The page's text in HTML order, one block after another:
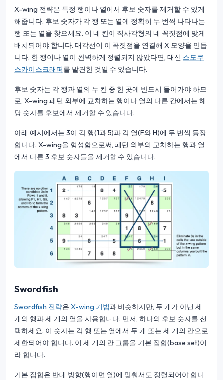
X-wing 전략은 특정 행이나 열에서 후보 숫자를 제거할 수 있게
해줍니다. 후보 숫자가 각 행 또는 열에 정확히 두 번씩 나타나는
행 또는 열을 찾으세요. 이 네 칸이 직사각형의 네 꼭짓점에 맞게
배치되어야 합니다. 대각선이 이 꼭짓점을 연결해 X 모양을 만듭
니다. 한 행이나 열이 완벽하게 정렬되지 않았다면, 대신 스도쿠
스카이스크래퍼를 발견한 것일 수 있습니다.
후보 숫자는 각 행과 열의 두 칸 중 한 곳에 반드시 들어가야 하므
로, X-wing 패턴 외부에 교차하는 행이나 열의 다른 칸에서는 해
당 숫자를 후보에서 제거할 수 있습니다.
아래 예시에서는 3이 각 행(1과 5)과 각 열(F와 H)에 두 번씩 등장
합니다. X-wing을 형성함으로써, 패턴 외부의 교차하는 행과 열
에서 다른 3 후보 숫자들을 제거할 수 있습니다.
Swordfish
Swordfish 전략은 X-wing 기법과 비슷하지만, 두 개가 아닌 세
개의 행과 세 개의 열을 사용합니다. 먼저, 하나의 후보 숫자를 선
택하세요. 이 숫자는 각 행 또는 열에서 두 개 또는 세 개의 칸으로
제한되어야 합니다. 이 세 개의 칸 그룹을 기본 집합(base set)이
라 합니다.
기본 집합은 반대 방향(행이면 열)에 맞춰서도 정렬되어야 합니